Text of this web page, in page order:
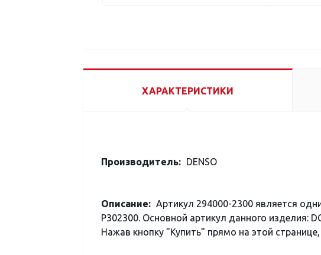
ХАРАКТЕРИСТИКИ
Производитель: DENSO
Описание: Артикул 294000-2300 является
P302300. Основной артикул данного изделия:
Нажав кнопку "Купить" прямо на этой